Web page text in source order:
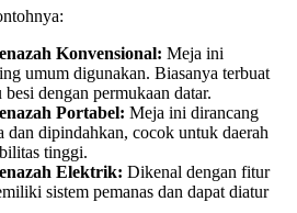
Konvensional: Meja ini
umum digunakan. Biasanya terbuat
dengan permukaan datar.
Portabel: Meja ini dirancang
dan dipindahkan, cocok untuk daerah
tinggi.
Elektrik: Dikenal dengan fitur
sistem pemanas dan dapat diatur